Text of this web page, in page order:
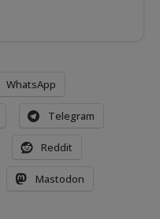
WhatsApp
Telegram
Reddit
Mastodon